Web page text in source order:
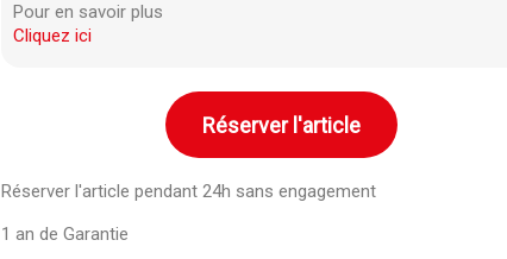
Pour en savoir plus
Cliquez ici
Réserver l'article
Réserver l'article pendant 24h sans engagement
1 an de Garantie